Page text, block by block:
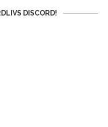
DISCORD!